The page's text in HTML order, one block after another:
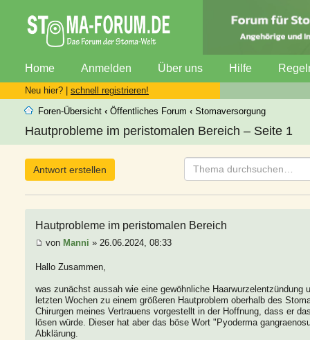
Home Anmelden Über uns Hilfe
Neu hier? | schnell registrieren!
Foren-Übersicht ‹ Öffentliches Forum ‹ Stomaversorgung
Hautprobleme im peristomalen Bereich – Seite 1
Antwort erstellen
Hautprobleme im peristomalen Bereich
von Manni » 26.06.2024, 08:33
Hallo Zusammen,
was zunächst aussah wie eine gewöhnliche Haarwurzelentzündung
letzten Wochen zu einem größeren Hautproblem oberhalb des
Chirurgen meines Vertrauens vorgestellt in der Hoffnung, dass er
lösen würde. Dieser hat aber das böse Wort "Pyoderma
Abklärung.